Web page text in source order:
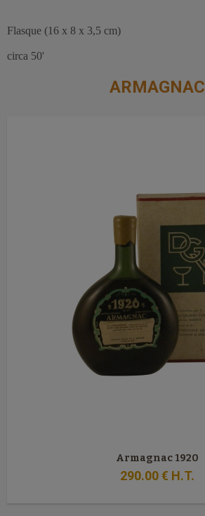
Flasque (16 x 8 x 3,5 cm)
circa 50'
ARMAGNAC
Armagnac 1920
290.00€ H.T.